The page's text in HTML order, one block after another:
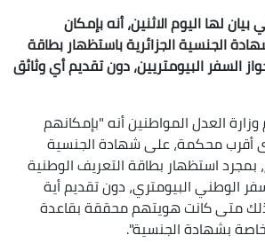
لها اليوم الاثنين، أنه بإمكان
الجنسية الجزائرية باستظهار بطاقة
السفر البيومتريين، دون تقديم أي وثائق
العدل المواطنين أنه "بإمكانهم
محكمة، على شهادة الجنسية
بمجرد استظهار بطاقة التعريف الوطنية
الوطني البيومتري، دون تقديم أية
متى كانت هويتهم محققة بقاعدة
بشهادة الجنسية".